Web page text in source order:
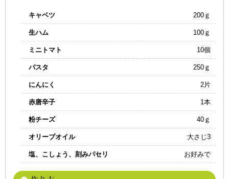
キャベツ 200ｇ
生ハム 100ｇ
ミニトマト 10個
パスタ 250ｇ
にんにく 2片
赤唐辛子 1本
粉チーズ 40ｇ
オリーブオイル 大さじ3
塩、こしょう、刻みパセリ お好みで